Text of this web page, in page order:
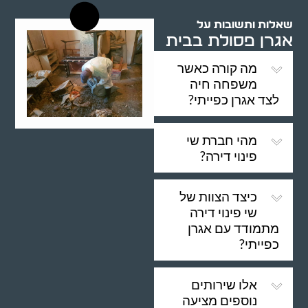
שאלות ותשובות על
אגרן פסולת בבית
מה קורה כאשר
משפחה חיה
לצד אגרן כפייתי?
מהי חברת שי
פינוי דירה?
כיצד הצוות של
שי פינוי דירה
מתמודד עם אגרן
כפייתי?
אלו שירותים
נוספים מציעה